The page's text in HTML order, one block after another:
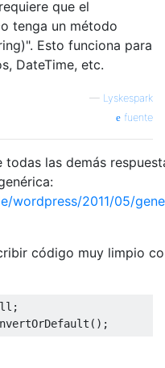
que el
tenga un método
Esto funciona para
DateTime, etc.
— Lyskespark
fuente
todas las demás
wordpress/2011/05/
código muy limpio
;
();